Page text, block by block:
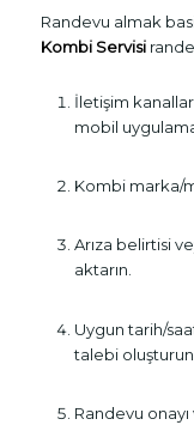
Randevu almak
Kombi Servisi
İletişim
mobil
Kombi marka/
Arıza belirtisi
aktarın.
Uygun tarih/
talebi oluşturun.
Randevu